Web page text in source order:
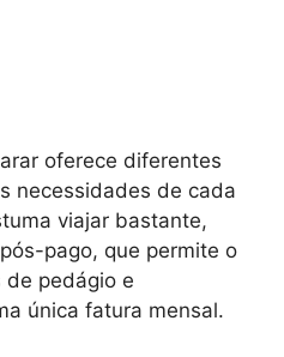
oferece diferentes
necessidades de cada
viajar bastante,
pago, que permite o
pedágio e
única fatura mensal.